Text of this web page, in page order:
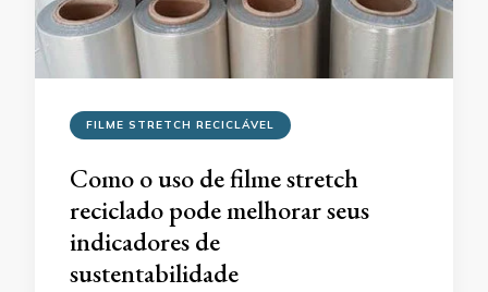
FILME STRETCH RECICLÁVEL
Como o uso de filme stretch
reciclado pode melhorar seus
indicadores de
sustentabilidade